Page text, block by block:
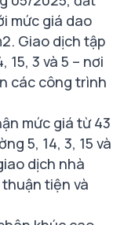
mức giá dao
Giao dịch tập
3 và 5 – nơi
các công trình
mức giá từ 43
5, 14, 3, 15 và
dịch nhà
tiện và